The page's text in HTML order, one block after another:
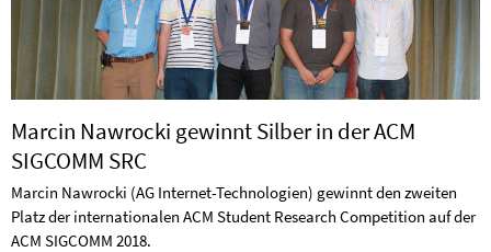
Marcin Nawrocki gewinnt Silber in der ACM
SIGCOMM SRC
Marcin Nawrocki (AG Internet-Technologien) gewinnt den zweiten
Platz der internationalen ACM Student Research Competition auf der
ACM SIGCOMM 2018.